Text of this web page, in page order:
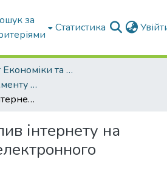
за
Статистика
Факультет Економіки та бізнесу
Кафедра Менеджменту та публічного адміністрування
Сучасний вплив інтернету на організацію електронного туризму
інтернету на